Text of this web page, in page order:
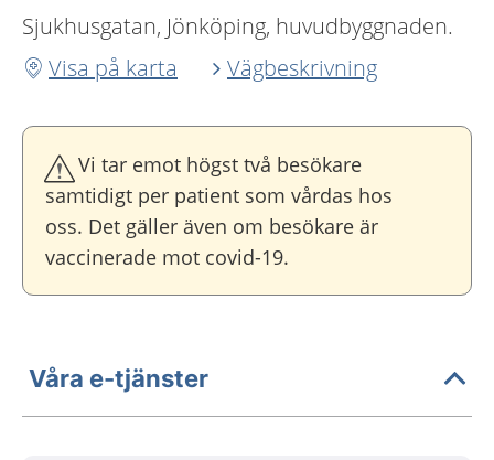
Sjukhusgatan, Jönköping, huvudbyggnaden.
Visa på karta
Vägbeskrivning
Vi tar emot högst två besökare
samtidigt per patient som vårdas hos
oss. Det gäller även om besökare är
vaccinerade mot covid-19.
Våra e-tjänster